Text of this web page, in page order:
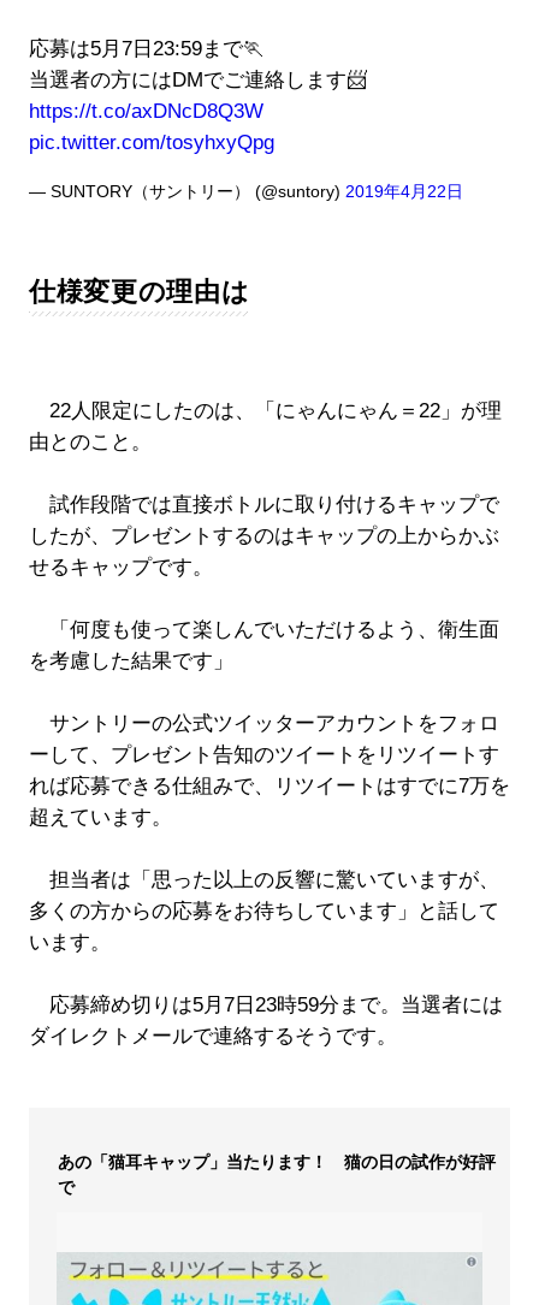
応募は5月7日23:59まで🏃
当選者の方にはDMでご連絡します📨
https://t.co/axDNcD8Q3W
pic.twitter.com/tosyhxyQpg
— SUNTORY（サントリー） (@suntory) 2019年4月22日
仕様変更の理由は
22人限定にしたのは、「にゃんにゃん＝22」が理
由とのこと。
試作段階では直接ボトルに取り付けるキャップで
したが、プレゼントするのはキャップの上からかぶ
せるキャップです。
「何度も使って楽しんでいただけるよう、衛生面
を考慮した結果です」
サントリーの公式ツイッターアカウントをフォロ
ーして、プレゼント告知のツイートをリツイートす
れば応募できる仕組みで、リツイートはすでに7万を
超えています。
担当者は「思った以上の反響に驚いていますが、
多くの方からの応募をお待ちしています」と話して
います。
応募締め切りは5月7日23時59分まで。当選者には
ダイレクトメールで連絡するそうです。
あの「猫耳キャップ」当たります！ 猫の日の試作が好評
で